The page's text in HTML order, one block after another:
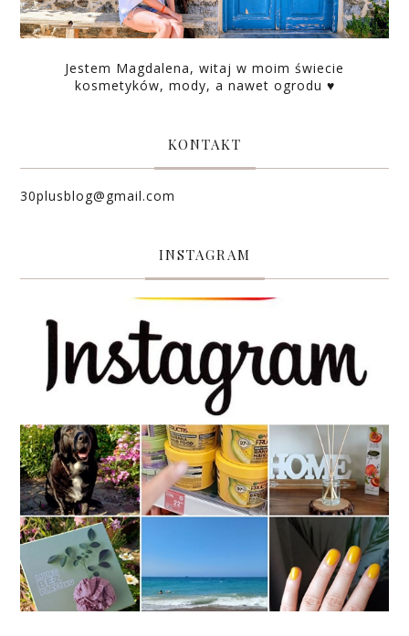
Jestem Magdalena, witaj w moim świecie
kosmetyków, mody, a nawet ogrodu ♥
KONTAKT
30plusblog@gmail.com
INSTAGRAM